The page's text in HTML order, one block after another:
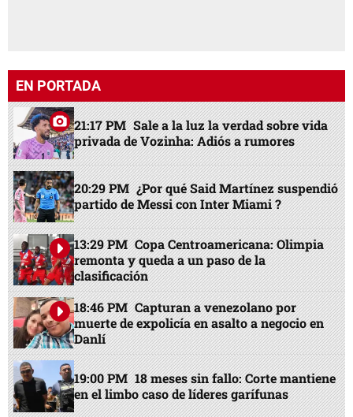
EN PORTADA
21:17 PM Sale a la luz la verdad sobre vida
privada de Vozinha: Adiós a rumores
20:29 PM ¿Por qué Said Martínez suspendió
partido de Messi con Inter Miami ?
13:29 PM Copa Centroamericana: Olimpia
remonta y queda a un paso de la
clasificación
18:46 PM Capturan a venezolano por
muerte de expolicía en asalto a negocio en
Danlí
19:00 PM 18 meses sin fallo: Corte mantiene
en el limbo caso de líderes garífunas